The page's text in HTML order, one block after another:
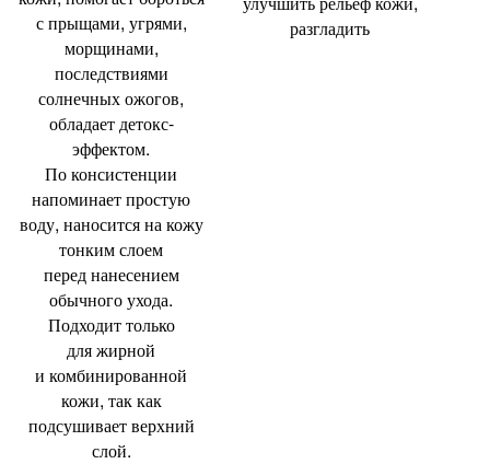
с прыщами, угрями,
морщинами,
последствиями
солнечных ожогов,
обладает детокс-
эффектом.
По консистенции
напоминает простую
воду, наносится на кожу
тонким слоем
перед нанесением
обычного ухода.
Подходит только
для жирной
и комбинированной
кожи, так как
подсушивает верхний
слой.
разгладить